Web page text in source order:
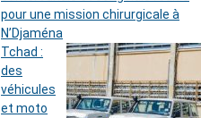
pour une mission chirurgicale à
N’Djaména
Tchad :
des
véhicules
et moto